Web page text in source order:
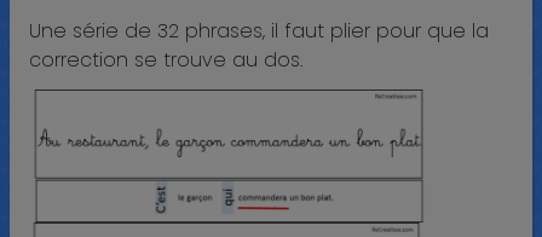
Une série de 32 phrases, il faut plier pour que la
correction se trouve au dos.